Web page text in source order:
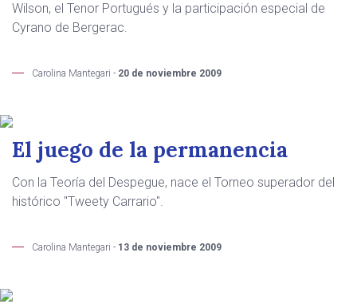
Wilson, el Tenor Portugués y la participación especial de
Cyrano de Bergerac.
Carolina Mantegari - 20 de noviembre 2009
El juego de la permanencia
Con la Teoría del Despegue, nace el Torneo superador del
histórico "Tweety Carrario".
Carolina Mantegari - 13 de noviembre 2009